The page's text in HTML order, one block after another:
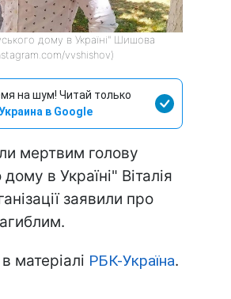
дому в Україні" Шишова
vvshishov)
на шум! Читай только
в Google
мертвим голову
в Україні" Віталія
заявили про
матеріалі РБК-Україна.